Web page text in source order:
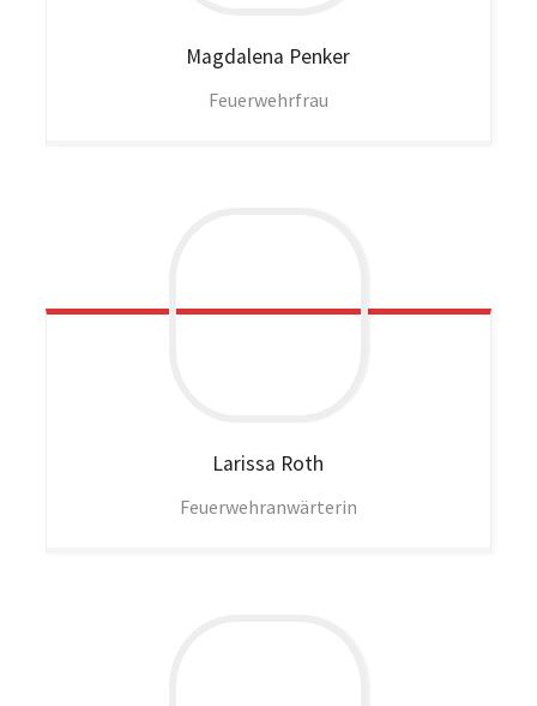
Magdalena Penker
Feuerwehrfrau
Larissa Roth
Feuerwehranwärterin